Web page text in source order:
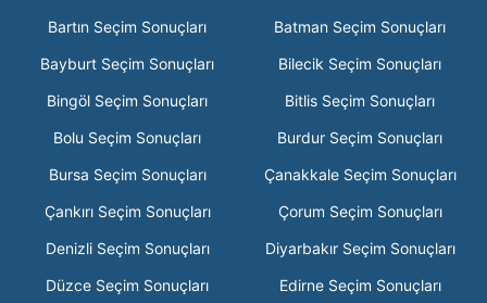
Bartın Seçim Sonuçları
Batman Seçim Sonuçları
Bayburt Seçim Sonuçları
Bilecik Seçim Sonuçları
Bingöl Seçim Sonuçları
Bitlis Seçim Sonuçları
Bolu Seçim Sonuçları
Burdur Seçim Sonuçları
Bursa Seçim Sonuçları
Çanakkale Seçim Sonuçları
Çankırı Seçim Sonuçları
Çorum Seçim Sonuçları
Denizli Seçim Sonuçları
Diyarbakır Seçim Sonuçları
Düzce Seçim Sonuçları
Edirne Seçim Sonuçları